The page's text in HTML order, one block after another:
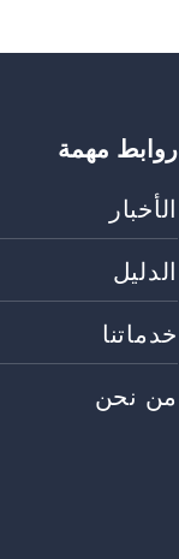
روابط مهمة
الأخبار
الدليل
خدماتنا
من نحن